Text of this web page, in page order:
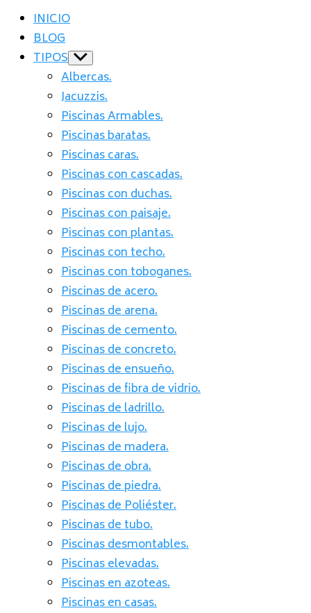
INICIO
BLOG
TIPOS Show
sub
menu
Albercas.
Jacuzzis.
Piscinas Armables.
Piscinas baratas.
Piscinas caras.
Piscinas con cascadas.
Piscinas con duchas.
Piscinas con paisaje.
Piscinas con plantas.
Piscinas con techo.
Piscinas con toboganes.
Piscinas de acero.
Piscinas de arena.
Piscinas de cemento.
Piscinas de concreto.
Piscinas de ensueño.
Piscinas de fibra de vidrio.
Piscinas de ladrillo.
Piscinas de lujo.
Piscinas de madera.
Piscinas de obra.
Piscinas de piedra.
Piscinas de Poliéster.
Piscinas de tubo.
Piscinas desmontables.
Piscinas elevadas.
Piscinas en azoteas.
Piscinas en casas.